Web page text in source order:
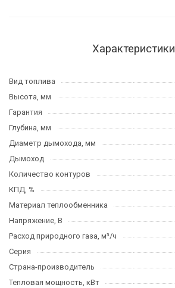
Характеристики
Вид топлива
Высота, мм
Гарантия
Глубина, мм
Диаметр дымохода, мм
Дымоход
Количество контуров
КПД, %
Материал теплообменника
Напряжение, В
Расход природного газа, м³/ч
Серия
Страна-производитель
Тепловая мощность, кВт